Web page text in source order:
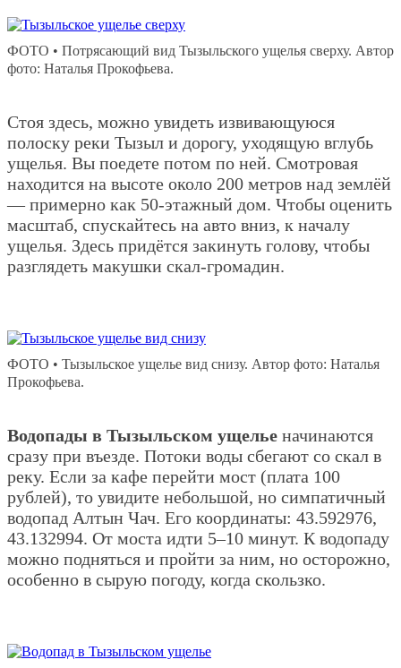
ФОТО • Потрясающий вид Тызыльского ущелья сверху. Автор
фото: Наталья Прокофьева.
Стоя здесь, можно увидеть извивающуюся
полоску реки Тызыл и дорогу, уходящую вглубь
ущелья. Вы поедете потом по ней. Смотровая
находится на высоте около 200 метров над землёй
— примерно как 50-этажный дом. Чтобы оценить
масштаб, спускайтесь на авто вниз, к началу
ущелья. Здесь придётся закинуть голову, чтобы
разглядеть макушки скал-громадин.
ФОТО • Тызыльское ущелье вид снизу. Автор фото: Наталья
Прокофьева.
Водопады в Тызыльском ущелье начинаются
сразу при въезде. Потоки воды сбегают со скал в
реку. Если за кафе перейти мост (плата 100
рублей), то увидите небольшой, но симпатичный
водопад Алтын Чач. Его координаты: 43.592976,
43.132994. От моста идти 5–10 минут. К водопаду
можно подняться и пройти за ним, но осторожно,
особенно в сырую погоду, когда скользко.